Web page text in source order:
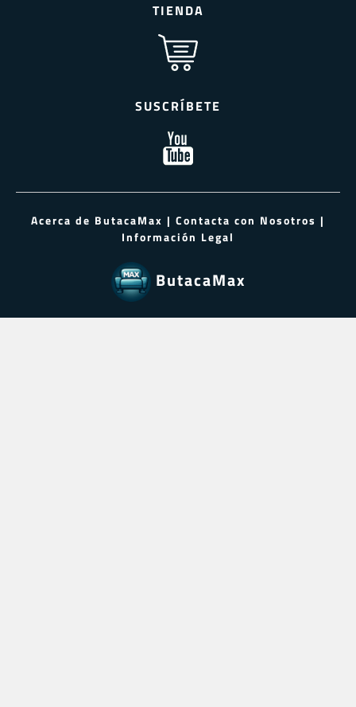
TIENDA
SUSCRÍBETE
Acerca de ButacaMax | Contacta con Nosotros |
Información Legal
ButacaMax